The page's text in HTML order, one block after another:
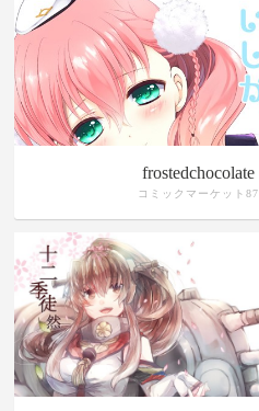
frostedchocolate
コミックマーケット87